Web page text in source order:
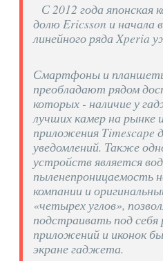
С 2012 года японская
долю Ericsson и
линейного ряда Xperia
Смартфоны и
преобладают рядом
которых - наличие у
лучших камер на рынке
приложения Timescape
уведомлений. Также
устройств является
пыленепроницаемость
компании и
«четырех углов»,
подстраивать под себя
приложений и иконок
экране гаджета.